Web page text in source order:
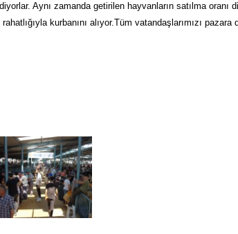
Aynı zamanda getirilen hayvanların satılma oranı
kurbanını alıyor.Tüm vatandaşlarımızı pazara